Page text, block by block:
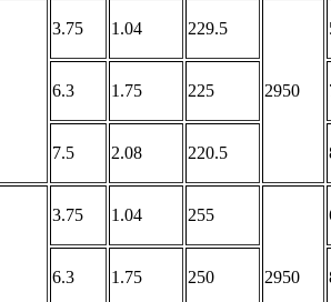
3.75 1.04 229.5
2950
6.3 1.75 225
7.5 2.08 220.5
3.75 1.04 255
2950
6.3 1.75 250